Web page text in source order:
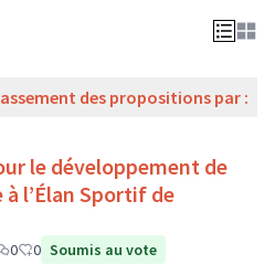
des propositions par :
le développement de
l’Élan Sportif de
0 0 Soumis au vote